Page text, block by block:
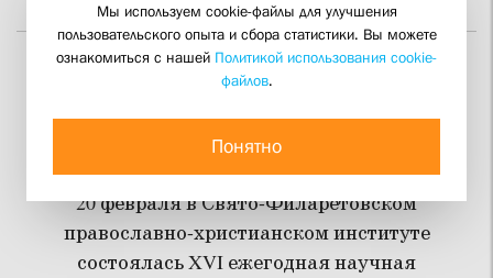
В СФИ прошли XVI
«Сретенские чтения»
20 февраля в Свято-Филаретовском
православно-христианском институте
состоялась XVI ежегодная научная
Мы используем cookie-файлы для улучшения
пользовательского опыта и сбора статистики. Вы можете
ознакомиться с нашей Политикой использования cookie-
файлов.
Понятно